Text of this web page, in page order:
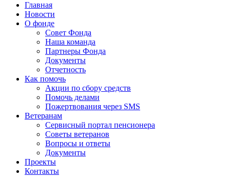
Главная
Новости
О фонде
Совет Фонда
Наша команда
Партнеры Фонда
Документы
Отчетность
Как помочь
Акции по сбору средств
Помочь делами
Пожертвования через SMS
Ветеранам
Сервисный портал пенсионера
Советы ветеранов
Вопросы и ответы
Документы
Проекты
Контакты